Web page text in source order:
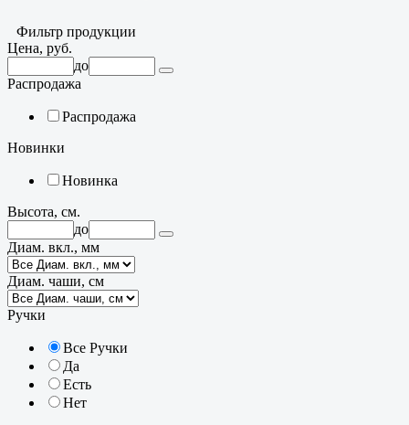
Фильтр продукции
Цена, руб.
до
Распродажа
Распродажа
Новинки
Новинка
Высота, см.
до
Диам. вкл., мм
Диам. чаши, см
Ручки
Все Ручки
Да
Есть
Нет